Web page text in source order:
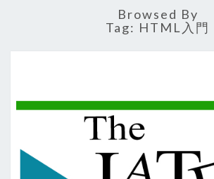
Browsed By
Tag: HTML入門